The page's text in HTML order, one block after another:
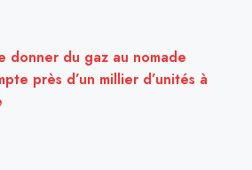
donner du gaz au nomade
près d’un millier d’unités à